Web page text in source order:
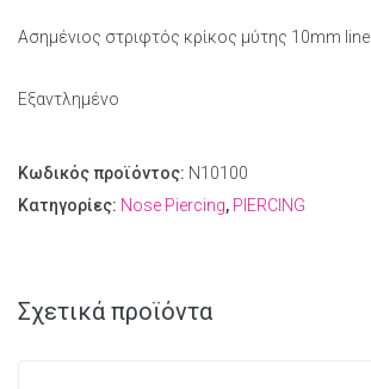
Ασημένιος στριφτός κρίκος μύτης 10mm line
Εξαντλημένο
Κωδικός προϊόντος: N10100
Κατηγορίες: Nose Piercing, PIERCING
Σχετικά προϊόντα